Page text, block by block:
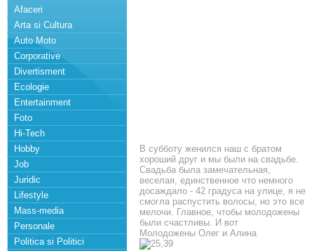
Afaceri
Arta si Cultura
Auto Moto
Corporative
Divertisment
Ecologie
Entertainment
Foto
Hi-Tech
Hobby
Job
Juridic
Lifestyle
Mass-media
Personale
Politica si Politici
В субботу женился наш с братом
хороший друг и мы были на свадьбе.
Свадьба была замечательная,
веселая, единственное что немного
досаждало - 42 градуса на улице, я не
смогла распустить волосы, но это все
мелочи. Главное, чтобы молодожены
были счастливы. И вот
Молодожены Олег и Алина